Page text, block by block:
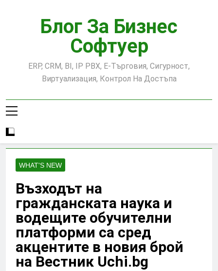
Блог За Бизнес
Софтуер
ERP, CRM, BI, IP PBX, Е-Търговия, Сигурност,
Виртуализация, Контрол На Достъпа
WHAT'S NEW
Възходът на
гражданската наука и
водещите обучителни
платформи са сред
акцентите в новия брой
на Вестник Uchi.bg